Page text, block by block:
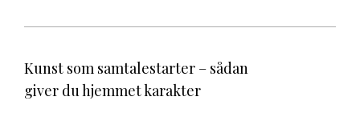
Kunst som samtalestarter – sådan
giver du hjemmet karakter